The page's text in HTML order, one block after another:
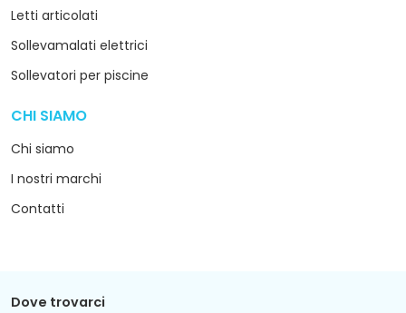
Letti articolati
Sollevamalati elettrici
Sollevatori per piscine
CHI SIAMO
Chi siamo
I nostri marchi
Contatti
Dove trovarci